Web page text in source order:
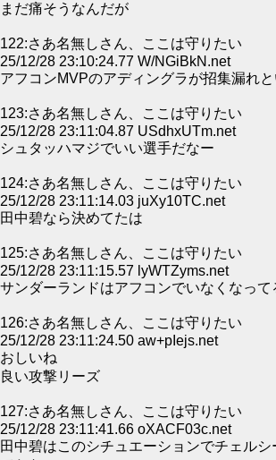
まだ痛そうなんだが
122:さあ名無しさん、ここは守りたい
25/12/28 23:10:24.77 W/NGiBkN.net
アフコンMVPのアディングラが招集漏れと
123:さあ名無しさん、ここは守りたい
25/12/28 23:11:04.87 USdhxUTm.net
シュタッハマジでいい選手だなー
124:さあ名無しさん、ここは守りたい
25/12/28 23:11:14.03 juXy10TC.net
田中碧なら決めてたは
125:さあ名無しさん、ここは守りたい
25/12/28 23:11:15.57 lyWTZyms.net
サンダーランドはアフコンでいなくなって
126:さあ名無しさん、ここは守りたい
25/12/28 23:11:24.50 aw+pIejs.net
おしいね
良い攻撃リーズ
127:さあ名無しさん、ここは守りたい
25/12/28 23:11:41.66 oXACF03c.net
田中碧はこのシチュエーションでチェル